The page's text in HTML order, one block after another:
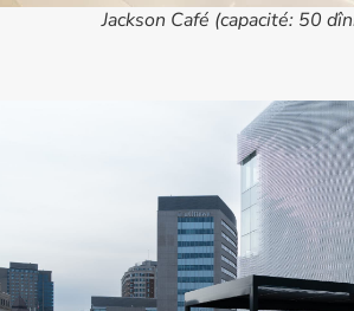
Jackson Café (capacité: 50